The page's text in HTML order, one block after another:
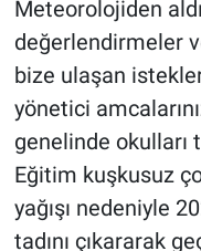
Meteorolojiden
değerlendirmeler
bize ulaşan
yönetici
genelinde
Eğitim kuşkusuz
yağışı nedeniyle
tadını çıkararak